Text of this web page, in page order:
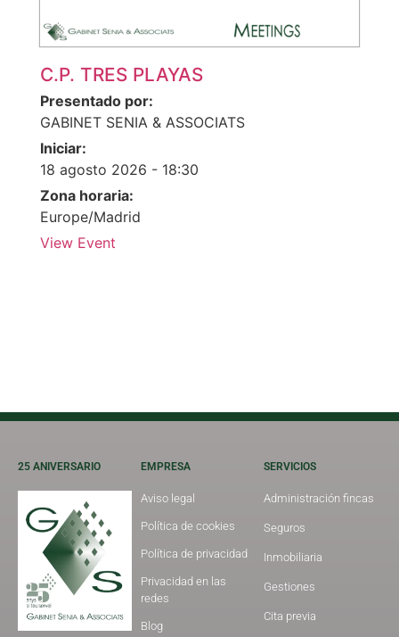
C.P. TRES PLAYAS
Presentado por:
GABINET SENIA & ASSOCIATS
Iniciar:
18 agosto 2026 - 18:30
Zona horaria:
Europe/Madrid
View Event
25 ANIVERSARIO EMPRESA
Aviso legal
Política de cookies
Política de privacidad
Privacidad en las
redes
Blog
SERVICIOS
Administración fincas
Seguros
Inmobiliaria
Gestiones
Cita previa